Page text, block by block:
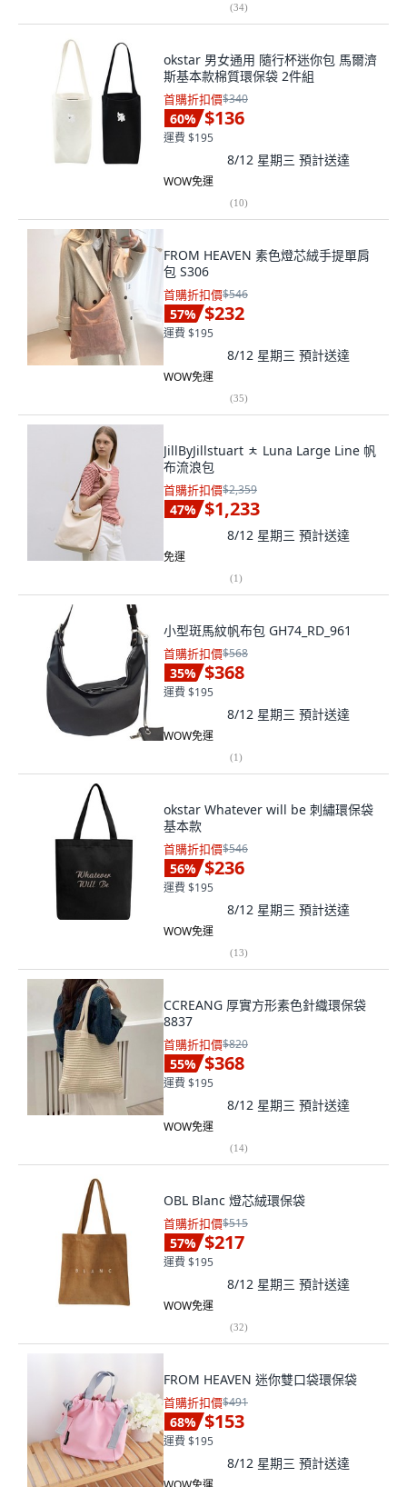
(34)
okstar 男女通用 隨行杯迷你包 馬爾濟
斯基本款棉質環保袋 2件組
首購折扣價$340
60% $136
運費 $195
8/12 星期三 預計送達
WOW免運
(10)
FROM HEAVEN 素色燈芯絨手提單肩
包 S306
首購折扣價$546
57% $232
運費 $195
8/12 星期三 預計送達
WOW免運
(35)
JillByJillstuart ㅊ Luna Large Line 帆
布流浪包
首購折扣價$2,359
47% $1,233
8/12 星期三 預計送達
免運
(1)
小型斑馬紋帆布包 GH74_RD_961
首購折扣價$568
35% $368
運費 $195
8/12 星期三 預計送達
WOW免運
(1)
okstar Whatever will be 刺繡環保袋
基本款
首購折扣價$546
56% $236
運費 $195
8/12 星期三 預計送達
WOW免運
(13)
CCREANG 厚實方形素色針織環保袋
8837
首購折扣價$820
55% $368
運費 $195
8/12 星期三 預計送達
WOW免運
(14)
OBL Blanc 燈芯絨環保袋
首購折扣價$515
57% $217
運費 $195
8/12 星期三 預計送達
WOW免運
(32)
FROM HEAVEN 迷你雙口袋環保袋
首購折扣價$491
68% $153
運費 $195
8/12 星期三 預計送達